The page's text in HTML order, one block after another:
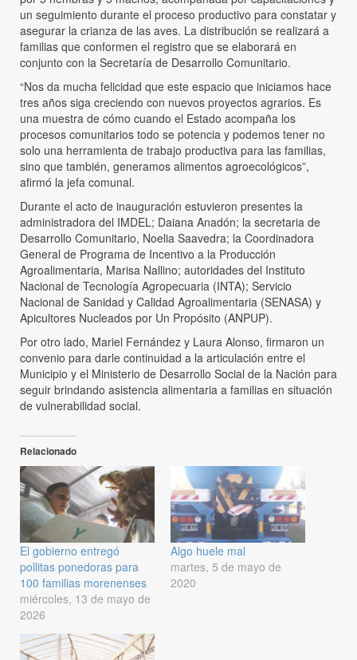
un seguimiento durante el proceso productivo para constatar y
asegurar la crianza de las aves. La distribución se realizará a
familias que conformen el registro que se elaborará en
conjunto con la Secretaría de Desarrollo Comunitario.
“Nos da mucha felicidad que este espacio que iniciamos hace
tres años siga creciendo con nuevos proyectos agrarios. Es
una muestra de cómo cuando el Estado acompaña los
procesos comunitarios todo se potencia y podemos tener no
solo una herramienta de trabajo productiva para las familias,
sino que también, generamos alimentos agroecológicos”,
afirmó la jefa comunal.
Durante el acto de inauguración estuvieron presentes la
administradora del IMDEL; Daiana Anadón; la secretaria de
Desarrollo Comunitario, Noelia Saavedra; la Coordinadora
General de Programa de Incentivo a la Producción
Agroalimentaria, Marisa Nallino; autoridades del Instituto
Nacional de Tecnología Agropecuaria (INTA); Servicio
Nacional de Sanidad y Calidad Agroalimentaria (SENASA) y
Apicultores Nucleados por Un Propósito (ANPUP).
Por otro lado, Mariel Fernández y Laura Alonso, firmaron un
convenio para darle continuidad a la articulación entre el
Municipio y el Ministerio de Desarrollo Social de la Nación para
seguir brindando asistencia alimentaria a familias en situación
de vulnerabilidad social.
Relacionado
El gobierno entregó
pollitas ponedoras para
100 familias morenenses
miércoles, 13 de mayo de
2026
Algo huele mal
martes, 5 de mayo de
2020